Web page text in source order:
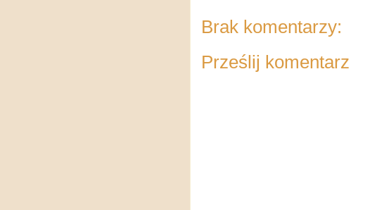
Brak komentarzy:
Prześlij komentarz